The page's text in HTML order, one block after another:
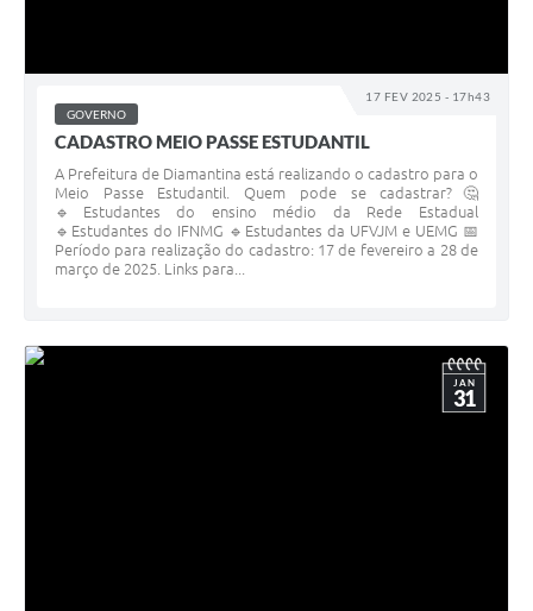
17 FEV 2025 - 17h43
GOVERNO
CADASTRO MEIO PASSE ESTUDANTIL
A Prefeitura de Diamantina está realizando o cadastro para o
Meio Passe Estudantil. Quem pode se cadastrar?🤔
🔹Estudantes do ensino médio da Rede Estadual
🔹Estudantes do IFNMG 🔹Estudantes da UFVJM e UEMG 📅
Período para realização do cadastro: 17 de fevereiro a 28 de
março de 2025. Links para...
JAN
31